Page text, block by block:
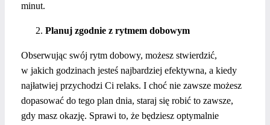
minut.
Planuj zgodnie z rytmem dobowym
Obserwując swój rytm dobowy, możesz stwierdzić,
w jakich godzinach jesteś najbardziej efektywna, a kiedy
najłatwiej przychodzi Ci relaks. I choć nie zawsze możesz
dopasować do tego plan dnia, staraj się robić to zawsze,
gdy masz okazję. Sprawi to, że będziesz optymalnie